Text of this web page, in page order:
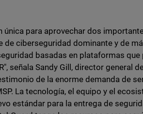
única para aprovechar dos
de ciberseguridad dominante y de
basadas en plataformas que
señala Sandy Gill, director general
de la enorme demanda de
La tecnología, el equipo y el
estándar para la entrega de